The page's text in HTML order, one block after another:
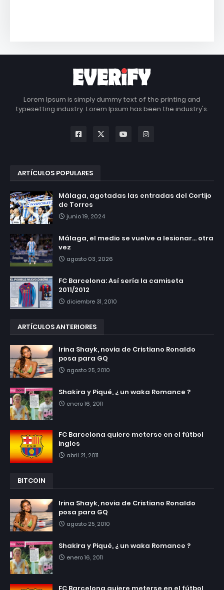
Lorem Ipsum is simply dummy text of the printing and
typesetting industry. Lorem Ipsum has been the industry's.
ARTÍCULOS POPULARES
Málaga, agotadas las entradas del Cortijo
de Torres
junio 19, 2024
Málaga, el medio se vuelve a lesionar... otra
vez
agosto 03, 2026
FC Barcelona: Así sería la camiseta
2011/2012
diciembre 31, 2010
ARTÍCULOS ANTERIORES
Irina Shayk, novia de Cristiano Ronaldo
posa para GQ
agosto 25, 2010
Shakira y Piqué, ¿ un waka Romance ?
enero 16, 2011
FC Barcelona quiere meterse en el fútbol
ingles
abril 21, 2011
BITCOIN
Irina Shayk, novia de Cristiano Ronaldo
posa para GQ
agosto 25, 2010
Shakira y Piqué, ¿ un waka Romance ?
enero 16, 2011
FC Barcelona quiere meterse en el fútbol